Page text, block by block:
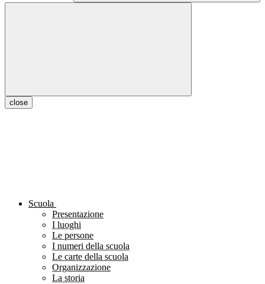
close
Scuola
Presentazione
I luoghi
Le persone
I numeri della scuola
Le carte della scuola
Organizzazione
La storia